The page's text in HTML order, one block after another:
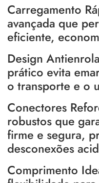
Carregamento
avançada que
eficiente,
Design
prático evita
o transporte e o
Conectores
robustos que
firme e segura,
desconexões
Comprimento